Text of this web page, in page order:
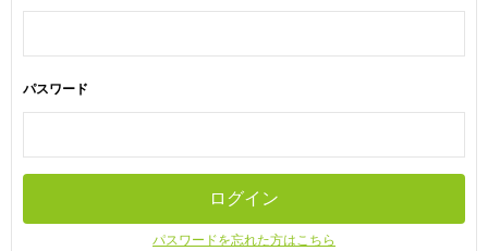
パスワード
パスワードを忘れた方はこちら